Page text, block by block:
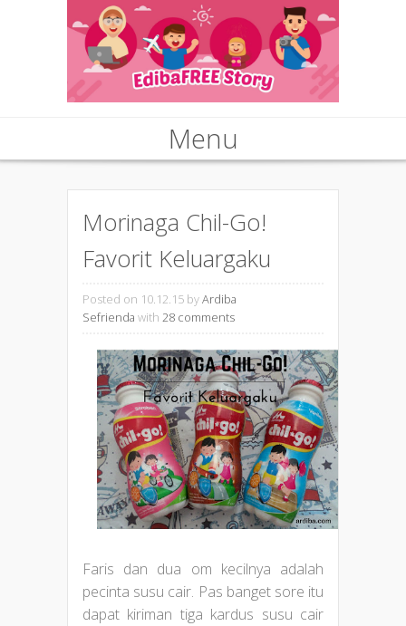
Menu
Morinaga Chil-Go!
Favorit Keluargaku
Posted on 10.12.15 byArdiba
Sefrienda with 28 comments
Faris dan dua om kecilnya adalah
pecinta susu cair. Pas banget sore itu
dapat kiriman tiga kardus susu cair